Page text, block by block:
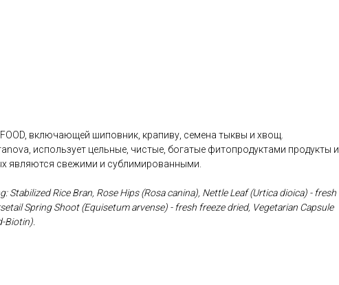
включающей шиповник, крапиву, семена тыквы и хвощ.
использует цельные, чистые, богатые фитопродуктами продукты и
являются свежими и сублимированными.
Stabilized Rice Bran, Rose Hips (Rosa canina), Nettle Leaf (Urtica dioica) - fresh
Spring Shoot (Equisetum arvense) - fresh freeze dried, Vegetarian Capsule
Biotin).